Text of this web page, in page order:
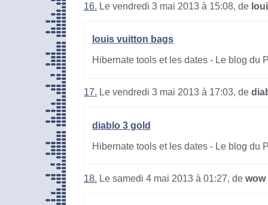
16. Le vendredi 3 mai 2013 à 15:08, de
louis vuitton bags
Hibernate tools et les dates - Le blog du
17. Le vendredi 3 mai 2013 à 17:03, de
diablo 3 gold
Hibernate tools et les dates - Le blog du
18. Le samedi 4 mai 2013 à 01:27, de wow